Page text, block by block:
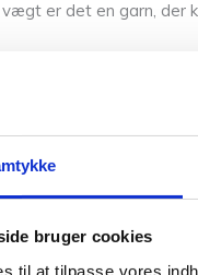
bruger cookies
til at tilpasse vores
er det en garn, der
mellem